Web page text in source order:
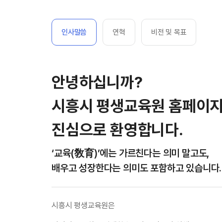
인사말씀 연혁 비전 및 목표
안녕하십니까?
시흥시 평생교육원 홈페이
진심으로 환영합니다.
‘교육(敎育)’에는 가르친다는 의미 말고도,
배우고 성장한다는 의미도 포함하고 있습니다.
시흥시 평생교육원은